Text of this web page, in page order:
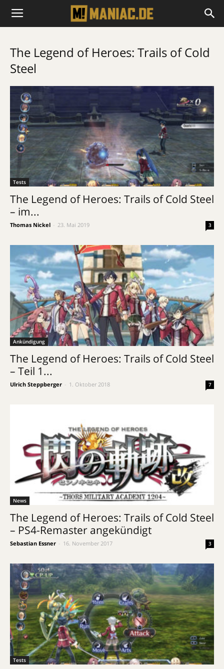
The Legend of Heroes: Trails of Cold
Steel
Tests
The Legend of Heroes: Trails of Cold Steel
– im...
Thomas Nickel 23. Mai 2019 3
Ankündigung
The Legend of Heroes: Trails of Cold Steel
– Teil 1...
Ulrich Steppberger 1. Oktober 2018 7
News
The Legend of Heroes: Trails of Cold Steel
– PS4-Remaster angekündigt
Sebastian Essner 16. November 2017 3
Tests